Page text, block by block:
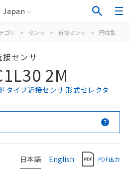
Japan
ゴリ > センサ > 近接センサ > 円柱型
センサ
2M
タイプ近接センサ 形式セレクタ
日本語 English PDF出力